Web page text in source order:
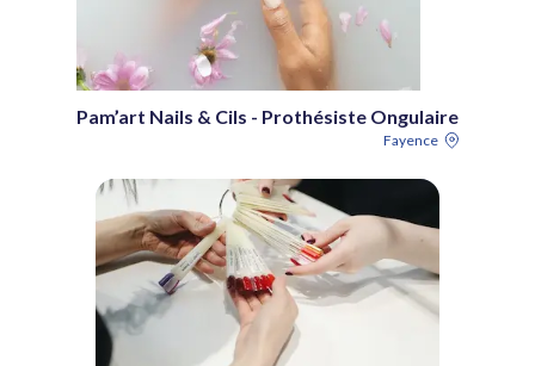
Pam’art Nails & Cils - Prothésiste Ongulaire
Fayence